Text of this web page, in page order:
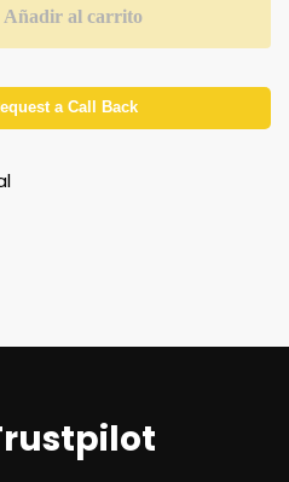
Añadir al carrito
a Call Back